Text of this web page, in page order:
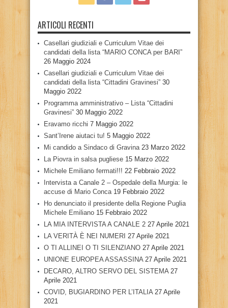
ARTICOLI RECENTI
Casellari giudiziali e Curriculum Vitae dei
candidati della lista “MARIO CONCA per BARI”
26 Maggio 2024
Casellari giudiziali e Curriculum Vitae dei
candidati della lista “Cittadini Gravinesi” 30
Maggio 2022
Programma amministrativo – Lista “Cittadini
Gravinesi” 30 Maggio 2022
Eravamo ricchi 7 Maggio 2022
Sant’Irene aiutaci tu! 5 Maggio 2022
Mi candido a Sindaco di Gravina 23 Marzo 2022
La Piovra in salsa pugliese 15 Marzo 2022
Michele Emiliano fermati!!! 22 Febbraio 2022
Intervista a Canale 2 – Ospedale della Murgia: le
accuse di Mario Conca 19 Febbraio 2022
Ho denunciato il presidente della Regione Puglia
Michele Emiliano 15 Febbraio 2022
LA MIA INTERVISTA A CANALE 2 27 Aprile 2021
LA VERITÀ È NEI NUMERI 27 Aprile 2021
O TI ALLINEI O TI SILENZIANO 27 Aprile 2021
UNIONE EUROPEA ASSASSINA 27 Aprile 2021
DECARO, ALTRO SERVO DEL SISTEMA 27
Aprile 2021
COVID, BUGIARDINO PER L’ITALIA 27 Aprile
2021